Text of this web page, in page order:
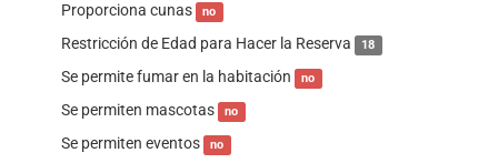
Proporciona cunas no
Restricción de Edad para Hacer la Reserva 18
Se permite fumar en la habitación no
Se permiten mascotas no
Se permiten eventos no